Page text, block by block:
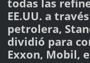
todas las
EE.UU. a
petrolera,
dividió para
Exxon, Mobil,